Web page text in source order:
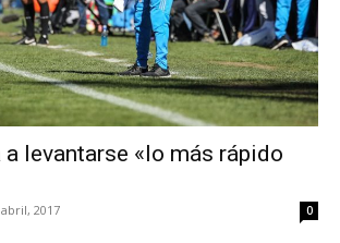
levantarse «lo más rápido
2017 0